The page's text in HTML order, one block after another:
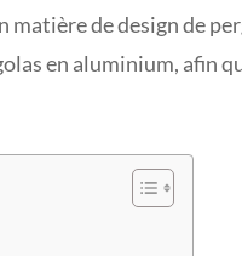
matière de design de
en aluminium, afin